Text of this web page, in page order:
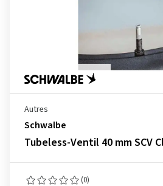
Autres
Schwalbe
Tubeless-Ventil 40 mm SCV
(0)